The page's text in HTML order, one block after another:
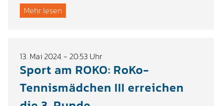
Mehr lesen
13. Mai 2024 - 20:53 Uhr
Sport am ROKO: RoKo-
Tennismädchen III erreichen